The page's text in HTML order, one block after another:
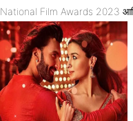
National Film Awards 2023